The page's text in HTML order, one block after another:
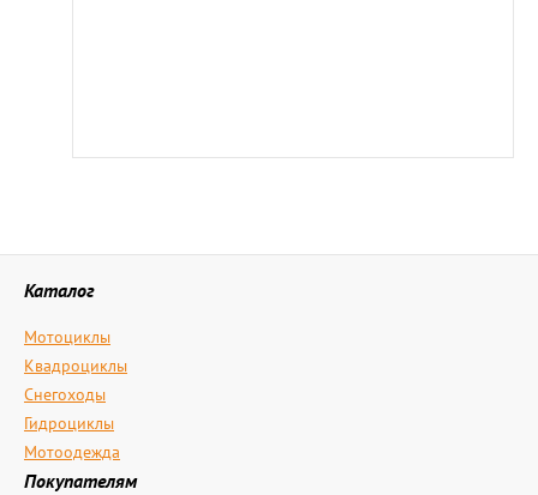
Каталог
Мотоциклы
Квадроциклы
Снегоходы
Гидроциклы
Мотоодежда
Покупателям